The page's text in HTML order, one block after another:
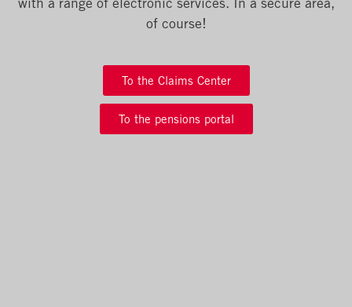
of course!
To the Claims Center
To the pensions portal